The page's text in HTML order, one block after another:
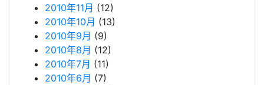
2010年11月 (12)
2010年10月 (13)
2010年9月 (9)
2010年8月 (12)
2010年7月 (11)
2010年6月 (7)